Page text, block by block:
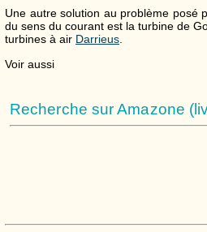
Une autre solution au problème posé
du sens du courant est la turbine de
turbines à air Darrieus.
Voir aussi
Recherche sur Amazone